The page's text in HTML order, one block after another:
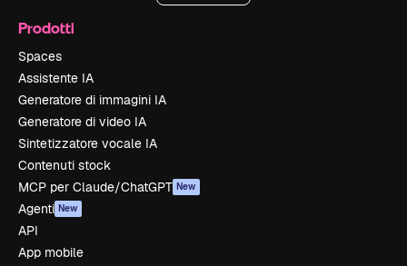
Prodotti
Spaces
Assistente IA
Generatore di immagini IA
Generatore di video IA
Sintetizzatore vocale IA
Contenuti stock
MCP per Claude/ChatGPT New
Agenti New
API
App mobile